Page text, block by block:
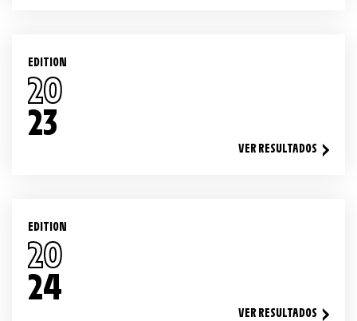
EDITION
20
23
VER RESULTADOS
EDITION
20
24
VER RESULTADOS